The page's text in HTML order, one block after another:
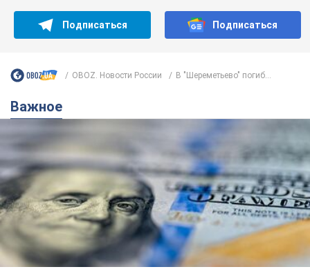
Подписаться Подписаться
OBOZ. Новости России В "Шереметьево" погиб...
Важное